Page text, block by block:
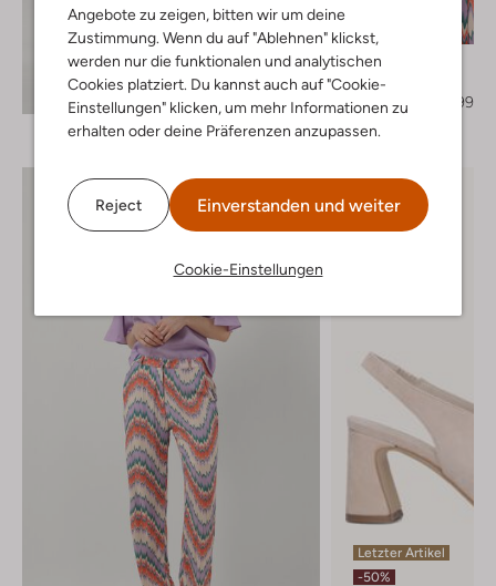
Angebote zu zeigen, bitten wir um deine
Zustimmung. Wenn du auf "Ablehnen" klickst,
werden nur die funktionalen und analytischen
Cookies platziert. Du kannst auch auf "Cookie-
Einstellungen" klicken, um mehr Informationen zu
erhalten oder deine Präferenzen anzupassen.
Reject Einverstanden und weiter
Cookie-Einstellungen
Entdecke den Look
Freebird
Bluse
€ 109,95
€ 43,99
Letzter Artikel
-50%